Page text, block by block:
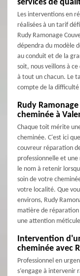
services de
Les interventions en
réalisées à un tarif
Rudy Ramonage
dépendra du modèle
au conduit et de la
soit, nous veillons à
à tout un chacun. Le
compte de la
Rudy
cheminée à
Chaque toit mérite
cheminée. C'est ici
couvreur réparation
professionnelle et
le nom à retenir
soin de votre
votre localité. Que
environs, Rudy
matière de réparation
une attention
Intervention
cheminée avec
Professionnel en
s’engage à intervenir